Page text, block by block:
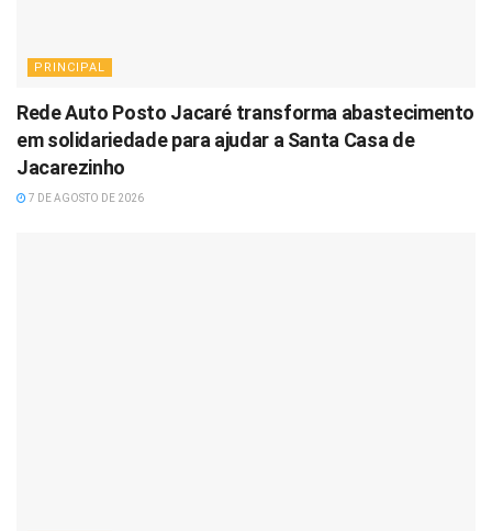
PRINCIPAL
Rede Auto Posto Jacaré transforma abastecimento
em solidariedade para ajudar a Santa Casa de
Jacarezinho
7 DE AGOSTO DE 2026